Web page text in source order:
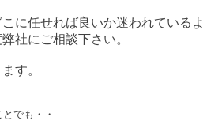
に任せれば良いか迷われているよ
社にご相談下さい。
す。
でも・・